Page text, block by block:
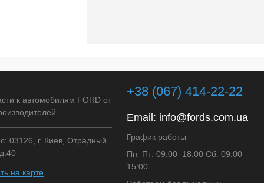
к автомобилям FORD от
03126, г. Киев, Отрадный
на карте
+38 (067) 414-22-22
Email: info@fords.com.ua
График работы
Пн–Пт: 09:00–18:00 Сб: 09:00–
15:00